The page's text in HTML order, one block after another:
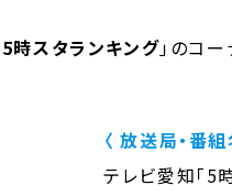
5時スタランキング」のコ
〈 放送局・番組
テレビ愛知「5